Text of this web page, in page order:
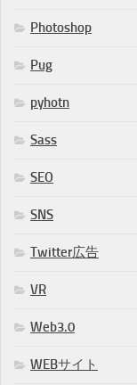
Photoshop
Pug
pyhotn
Sass
SEO
SNS
Twitter広告
VR
Web3.0
WEBサイト